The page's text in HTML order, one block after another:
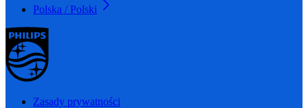
Polska / Polski
Zasady prywatności